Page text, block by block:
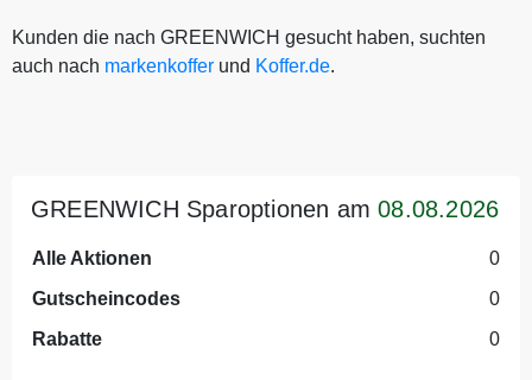
Kunden die nach GREENWICH gesucht haben, suchten
auch nach markenkoffer und Koffer.de.
GREENWICH Sparoptionen am08.08.2026
Alle Aktionen
0
Gutscheincodes
0
Rabatte
0